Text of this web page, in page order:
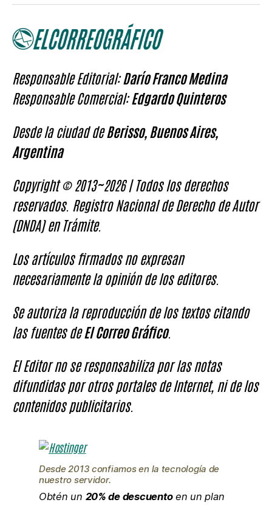
Responsable Editorial:Darío Franco Medina
Responsable Comercial:Edgardo Quinteros
Desde la ciudad deBerisso, Buenos Aires,
Argentina
Copyright © 2013~2026 | Todos los derechos
reservados. Registro Nacional de Derecho de Autor
(DNDA) en Trámite.
Los artículos firmados no expresan
necesariamente la opinión de los editores.
Se autoriza la reproducción de los textos citando
las fuentes deEl Correo Gráfico.
El Editor no se responsabiliza por las notas
difundidas por otros portales de Internet, ni de los
contenidos publicitarios.
Desde 2013 confiamos en la tecnología de
nuestro servidor.
Obtén un 20% de descuentoen un plan